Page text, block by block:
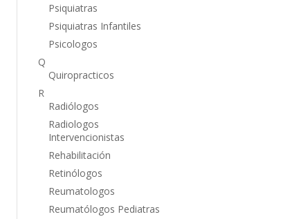
Psiquiatras
Psiquiatras Infantiles
Psicologos
Q
Quiropracticos
R
Radiólogos
Radiologos
Intervencionistas
Rehabilitación
Retinólogos
Reumatologos
Reumatólogos Pediatras